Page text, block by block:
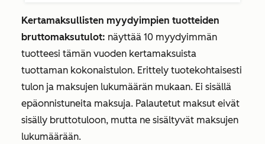
Kertamaksullisten myydyimpien tuotteiden
bruttomaksutulot: näyttää 10 myydyimmän
tuotteesi tämän vuoden kertamaksuista
tuottaman kokonaistulon. Erittely tuotekohtaisesti
tulon ja maksujen lukumäärän mukaan. Ei sisällä
epäonnistuneita maksuja. Palautetut maksut eivät
sisälly bruttotuloon, mutta ne sisältyvät maksujen
lukumäärään.